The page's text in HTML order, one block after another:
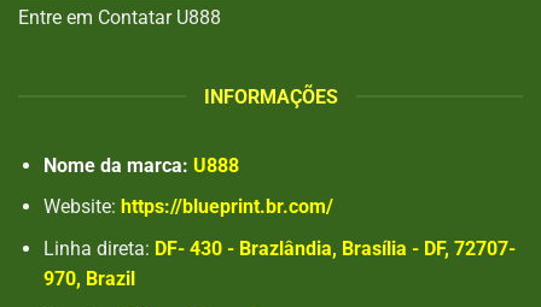
Entre em Contatar U888
INFORMAÇÕES
Nome da marca: U888
Website: https://blueprint.br.com/
Linha direta: DF- 430 - Brazlândia, Brasília - DF, 72707-
970, Brazil